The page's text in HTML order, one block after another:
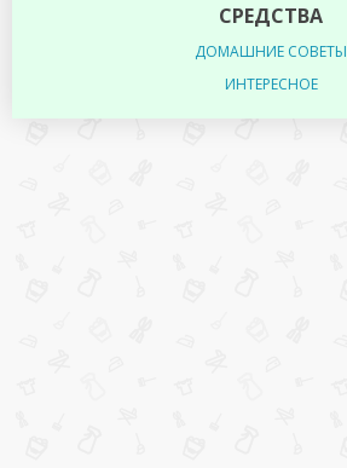
СРЕДСТВА
ДОМАШНИЕ СОВЕТЫ
ИНТЕРЕСНОЕ